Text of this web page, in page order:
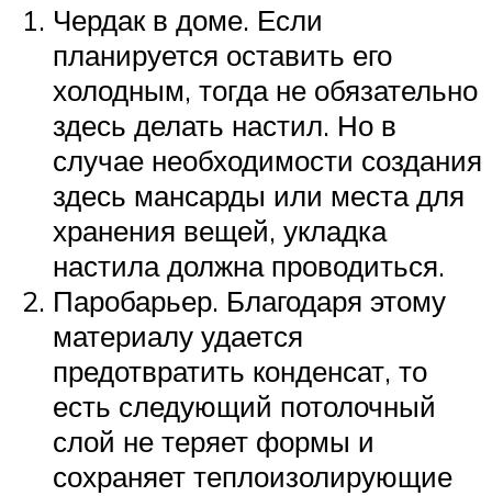
Чердак в доме. Если
планируется оставить его
холодным, тогда не обязательно
здесь делать настил. Но в
случае необходимости создания
здесь мансарды или места для
хранения вещей, укладка
настила должна проводиться.
Паробарьер. Благодаря этому
материалу удается
предотвратить конденсат, то
есть следующий потолочный
слой не теряет формы и
сохраняет теплоизолирующие